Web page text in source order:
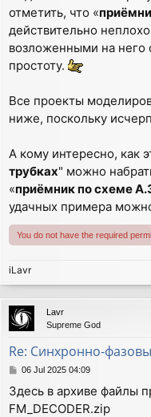
отметить, что «
действительно
возложенными на него
простоту.
Все проекты
ниже, поскольку
А кому интересно, как
трубках" можно
«приёмник по схеме
удачных примера
You do not have the required
iLavr
Lavr
Supreme God
Re: Синхронно-
P
s
t
06 Jul 2025 04:09
Здесь в архиве файлы
FM_DECODER.zip